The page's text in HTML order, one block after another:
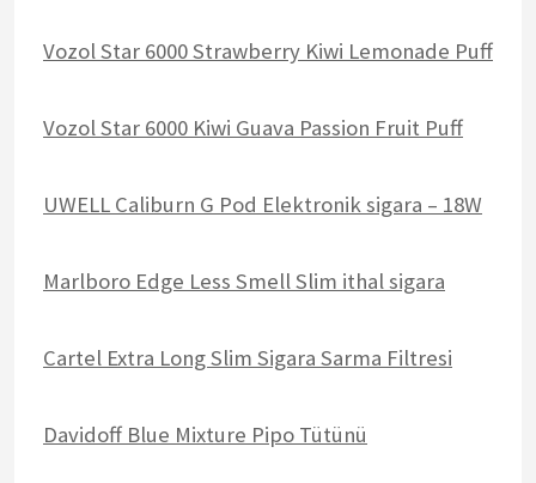
Vozol Star 6000 Strawberry Kiwi Lemonade Puff
Vozol Star 6000 Kiwi Guava Passion Fruit Puff
UWELL Caliburn G Pod Elektronik sigara – 18W
Marlboro Edge Less Smell Slim ithal sigara
Cartel Extra Long Slim Sigara Sarma Filtresi
Davidoff Blue Mixture Pipo Tütünü